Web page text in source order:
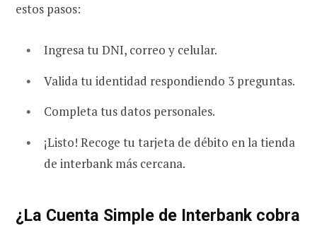
estos pasos:
Ingresa tu DNI, correo y celular.
Valida tu identidad respondiendo 3 preguntas.
Completa tus datos personales.
¡Listo! Recoge tu tarjeta de débito en la tienda
de interbank más cercana.
¿La Cuenta Simple de Interbank cobra